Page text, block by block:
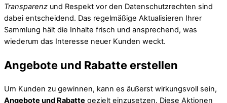
Transparenz und Respekt vor den Datenschutzrechten sind
dabei entscheidend. Das regelmäßige Aktualisieren Ihrer
Sammlung hält die Inhalte frisch und ansprechend, was
wiederum das Interesse neuer Kunden weckt.
Angebote und Rabatte erstellen
Um Kunden zu gewinnen, kann es äußerst wirkungsvoll sein,
Angebote und Rabatte gezielt einzusetzen. Diese Aktionen